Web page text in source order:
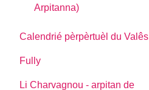
Arpitanna)
Calendrié pèrpèrtuèl du Valês
Fully
Li Charvagnou - arpitan de